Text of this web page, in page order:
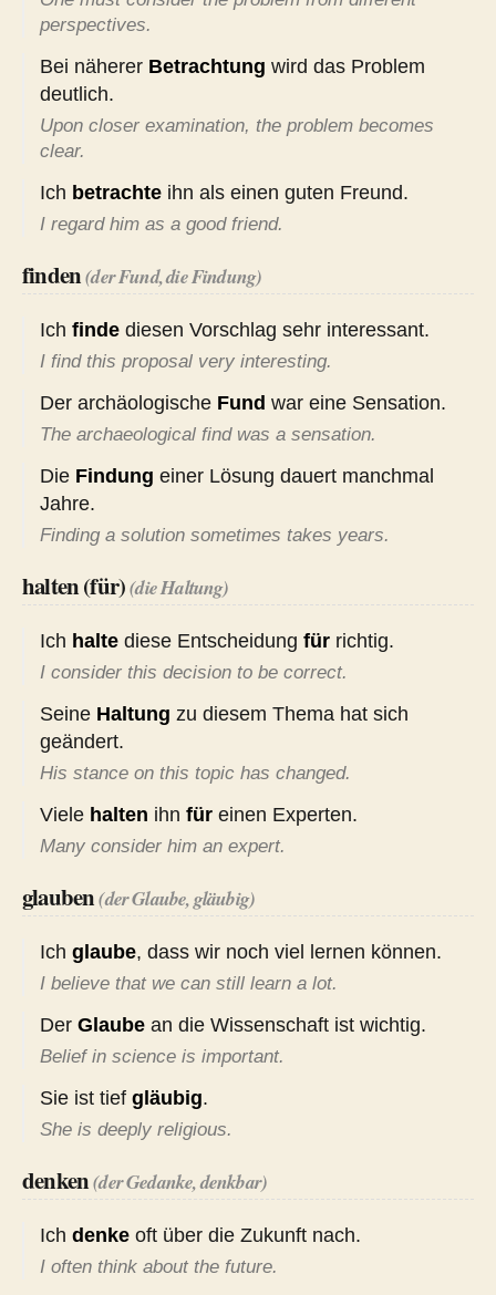
perspectives.
Bei näherer Betrachtung wird das Problem
deutlich.
Upon closer examination, the problem becomes
clear.
Ich betrachte ihn als einen guten Freund.
I regard him as a good friend.
finden(der Fund, die Findung)
Ich finde diesen Vorschlag sehr interessant.
I find this proposal very interesting.
Der archäologische Fund war eine Sensation.
The archaeological find was a sensation.
Die Findung einer Lösung dauert manchmal
Jahre.
Finding a solution sometimes takes years.
halten (für)(die Haltung)
Ich halte diese Entscheidung für richtig.
I consider this decision to be correct.
Seine Haltung zu diesem Thema hat sich
geändert.
His stance on this topic has changed.
Viele halten ihn für einen Experten.
Many consider him an expert.
glauben(der Glaube, gläubig)
Ich glaube, dass wir noch viel lernen können.
I believe that we can still learn a lot.
Der Glaube an die Wissenschaft ist wichtig.
Belief in science is important.
Sie ist tief gläubig.
She is deeply religious.
denken(der Gedanke, denkbar)
Ich denke oft über die Zukunft nach.
I often think about the future.